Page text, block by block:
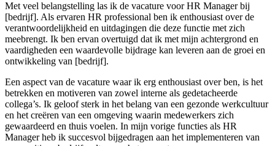
Met veel belangstelling las ik de vacature voor HR Manager bij
[bedrijf]. Als ervaren HR professional ben ik enthousiast over de
verantwoordelijkheid en uitdagingen die deze functie met zich
meebrengt. Ik ben ervan overtuigd dat ik met mijn achtergrond en
vaardigheden een waardevolle bijdrage kan leveren aan de groei en
ontwikkeling van [bedrijf].
Een aspect van de vacature waar ik erg enthousiast over ben, is het
betrekken en motiveren van zowel interne als gedetacheerde
collega’s. Ik geloof sterk in het belang van een gezonde werkcultuur
en het creëren van een omgeving waarin medewerkers zich
gewaardeerd en thuis voelen. In mijn vorige functies als HR
Manager heb ik succesvol bijgedragen aan het implementeren van